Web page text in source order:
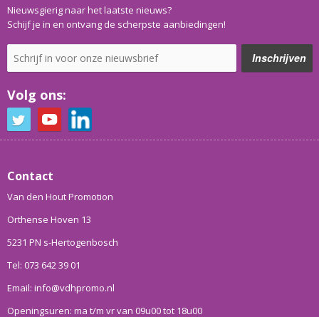
Nieuwsgierig naar het laatste nieuws?
Schijf je in en ontvang de scherpste aanbiedingen!
Volg ons:
Contact
Van den Hout Promotion
Orthense Hoven 13
5231 PN s-Hertogenbosch
Tel: 073 642 39 01
Email: info@vdhpromo.nl
Openingsuren: ma t/m vr van 09u00 tot 18u00